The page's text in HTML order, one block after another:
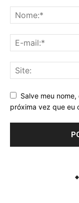
Salve meu
próxima vez que eu